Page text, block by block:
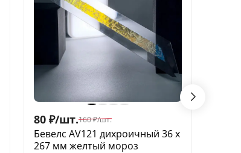
80 ₽/шт.160 ₽/шт.
Бевелс AV121 дихроичный 36 х
267 мм желтый мороз